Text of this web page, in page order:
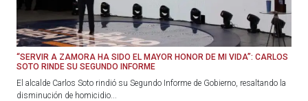
“SERVIR A ZAMORA HA SIDO EL MAYOR HONOR DE MI VIDA”: CARLOS
SOTO RINDE SU SEGUNDO INFORME
El alcalde Carlos Soto rindió su Segundo Informe de Gobierno, resaltando la
disminución de homicidio...